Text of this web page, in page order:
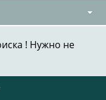
! Нужно не